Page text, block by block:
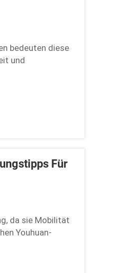
bedeuten diese
und
es einige
Für
da sie Mobilität
Youhuan-
einwandfrei
dass es...